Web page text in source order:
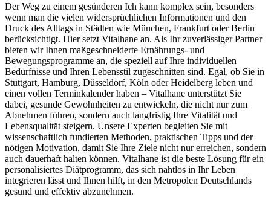
Der Weg zu einem gesünderen Ich kann komplex sein, besonders
wenn man die vielen widersprüchlichen Informationen und den
Druck des Alltags in Städten wie München, Frankfurt oder Berlin
berücksichtigt. Hier setzt Vitalhane an. Als Ihr zuverlässiger Partner
bieten wir Ihnen maßgeschneiderte Ernährungs- und
Bewegungsprogramme an, die speziell auf Ihre individuellen
Bedürfnisse und Ihren Lebensstil zugeschnitten sind. Egal, ob Sie in
Stuttgart, Hamburg, Düsseldorf, Köln oder Heidelberg leben und
einen vollen Terminkalender haben – Vitalhane unterstützt Sie
dabei, gesunde Gewohnheiten zu entwickeln, die nicht nur zum
Abnehmen führen, sondern auch langfristig Ihre Vitalität und
Lebensqualität steigern. Unsere Experten begleiten Sie mit
wissenschaftlich fundierten Methoden, praktischen Tipps und der
nötigen Motivation, damit Sie Ihre Ziele nicht nur erreichen, sondern
auch dauerhaft halten können. Vitalhane ist die beste Lösung für ein
personalisiertes Diätprogramm, das sich nahtlos in Ihr Leben
integrieren lässt und Ihnen hilft, in den Metropolen Deutschlands
gesund und effektiv abzunehmen.